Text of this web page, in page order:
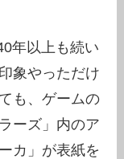
年以上も続い
象やっただけ
も、ゲームの
ーズ」内のア
カ」が表紙を